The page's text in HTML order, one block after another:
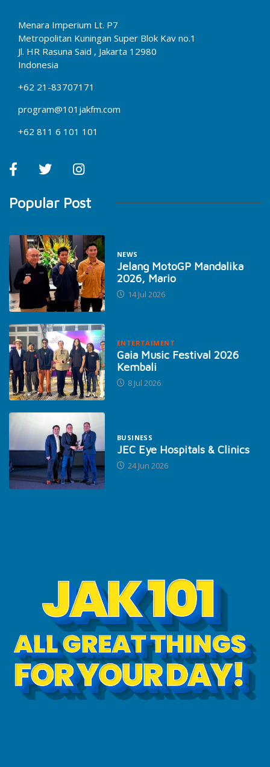
Menara Imperium Lt. P7
Metropolitan Kuningan Super Blok Kav no.1
Jl. HR Rasuna Said , Jakarta 12980
Indonesia
+62 21-83707171
program@101jakfm.com
+62 811 6 101 101
Popular Post
NEWS
Jelang MotoGP Mandalika
2026, Mario
14 Jul 2026
ENTERTAIMENT
Gaia Music Festival 2026
Kembali
8 Jul 2026
BUSINESS
JEC Eye Hospitals & Clinics
24 Jun 2026